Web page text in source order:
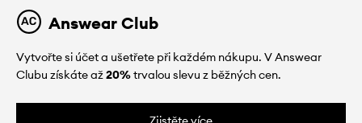
Answear Club
Vytvořte si účet a ušetřete při každém nákupu. V Answear
Clubu získáte až20%trvalou slevu z běžných cen.